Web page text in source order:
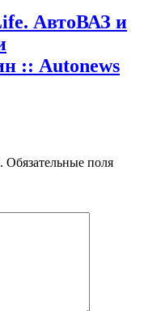
АвтоВАЗ и
:: Autonews
Обязательные поля